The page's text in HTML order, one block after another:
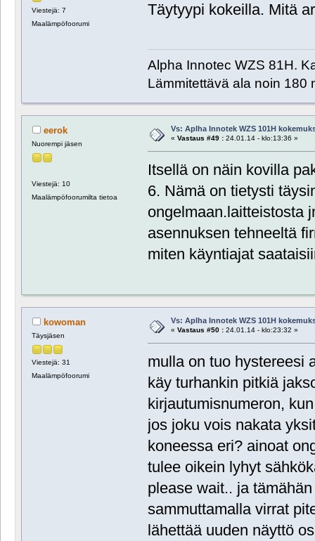
Viestejä: 7
Maalämpöfoorumi
Täytyypi kokeilla. Mitä
Alpha Innotec WZS 81H.
Lämmitettävä ala noin 180
eerok
Nuorempi jäsen
Viestejä: 10
Maalämpöfoorumilta tietoa
Vs: Aplha Innotek WZS 101H
« Vastaus #49 :24.01.14 - klo:13:36 »
Itsellä on näin kovilla
6. Nämä on tietysti
ongelmaan.laitteistosta
asennuksen tehneeltä
miten käyntiajat
kowoman
Täysjäsen
Viestejä: 31
Maalämpöfoorumi
Vs: Aplha Innotek WZS 101H
« Vastaus #50 :24.01.14 - klo:23:32 »
mulla on tuo hystereesi
käy turhankin pitkiä
kirjautumisnumeron,
jos joku vois nakata
koneessa eri? ainoat
tulee oikein lyhyt
please wait.. ja
sammuttamalla virrat
lähettää uuden näyttö